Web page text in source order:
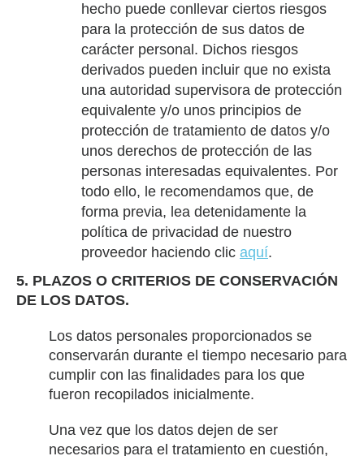
hecho puede conllevar ciertos riesgos
para la protección de sus datos de
carácter personal. Dichos riesgos
derivados pueden incluir que no exista
una autoridad supervisora de protección
equivalente y/o unos principios de
protección de tratamiento de datos y/o
unos derechos de protección de las
personas interesadas equivalentes. Por
todo ello, le recomendamos que, de
forma previa, lea detenidamente la
política de privacidad de nuestro
proveedor haciendo clic aquí.
5. PLAZOS O CRITERIOS DE CONSERVACIÓN
DE LOS DATOS.
Los datos personales proporcionados se
conservarán durante el tiempo necesario para
cumplir con las finalidades para los que
fueron recopilados inicialmente.
Una vez que los datos dejen de ser
necesarios para el tratamiento en cuestión,